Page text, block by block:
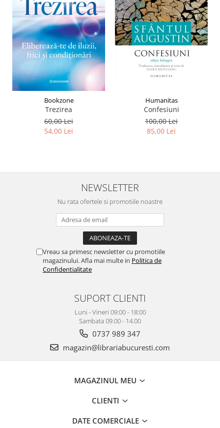
Bookzone
Trezirea
60,00 Lei
54,00 Lei
Humanitas
Confesiuni
100,00 Lei
85,00 Lei
NEWSLETTER
Nu rata ofertele si promotiile noastre
Vreau sa primesc newsletter cu promotiile
magazinului. Afla mai multe in Politica de
Confidentialitate
SUPORT CLIENTI
Luni - Vineri 09:00 - 18:00
Sambata 09.00 - 14.00
0737 989 347
magazin@librariabucuresti.com
MAGAZINUL MEU
CLIENTI
DATE COMERCIALE